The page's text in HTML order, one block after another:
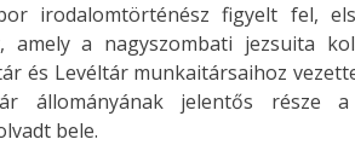
irodalomtörténész figyelt fel,
amely a nagyszombati jezsuita
és Levéltár munkaitársaihoz
állományának jelentős része
bele.